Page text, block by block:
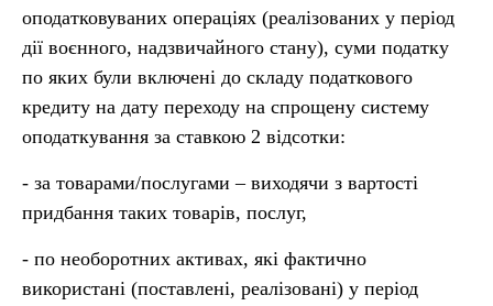
оподатковуваних операціях (реалізованих у період
дії воєнного, надзвичайного стану), суми податку
по яких були включені до складу податкового
кредиту на дату переходу на спрощену систему
оподаткування за ставкою 2 відсотки:
- за товарами/послугами – виходячи з вартості
придбання таких товарів, послуг,
- по необоротних активах, які фактично
використані (поставлені, реалізовані) у період